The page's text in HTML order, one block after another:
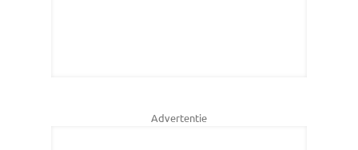
Advertentie